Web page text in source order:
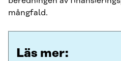
mångfald.
Läs mer: